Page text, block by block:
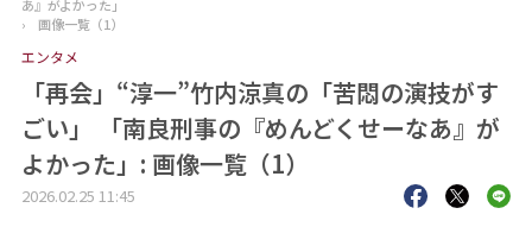
おすすめコンテンツ
出版物
会社概要
あ』がよかった」
›
画像一覧（1）
エンタメ
「再会」“淳一”竹内涼真の「苦悶の演技がす
ごい」 「南良刑事の『めんどくせーなあ』が
よかった」: 画像一覧（1）
2026.02.25 11:45